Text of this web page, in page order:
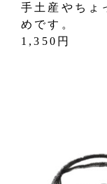
手土産やちょ
めです。
1,350円